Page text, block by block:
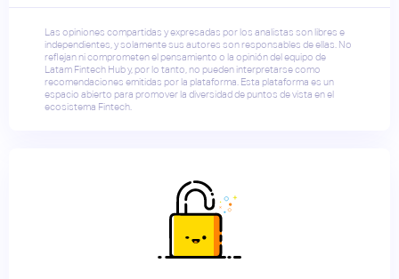
Las opiniones compartidas y expresadas por los analistas son libres e
independientes, y solamente sus autores son responsables de ellas. No
reflejan ni comprometen el pensamiento o la opinión del equipo de
Latam Fintech Hub y, por lo tanto, no pueden interpretarse como
recomendaciones emitidas por la plataforma. Esta plataforma es un
espacio abierto para promover la diversidad de puntos de vista en el
ecosistema Fintech.